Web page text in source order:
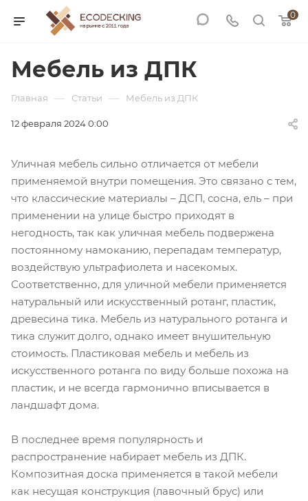
0
Мебель из ДПК
Главная — Статьи — Мебель из ДПК
12 февраля 2024 0:00
Уличная мебель сильно отличается от мебели
применяемой внутри помещения. Это связано с тем,
что классические материалы – ДСП, сосна, ель – при
применении на улице быстро приходят в
негодность, так как уличная мебель подвержена
постоянному намоканию, перепадам температур,
воздействую ультрафиолета и насекомых.
Соответственно, для уличной мебели применяется
натуральный или искусственный ротанг, пластик,
древесина тика. Мебель из натурального ротанга и
тика служит долго, однако имеет внушительную
стоимость. Пластиковая мебель и мебель из
искусственного ротанга по виду больше похожа на
пластик, и не всегда гармонично вписывается в
ландшафт дома.
В последнее время популярность и
распространение набирает мебель из ДПК.
Композитная доска применяется в такой мебели
как несущая конструкция (лавочный брус) или